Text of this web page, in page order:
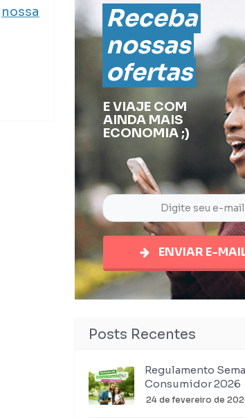
nossa
Receba
nossas
ofertas
E VIAJE COM
AINDA MAIS
ECONOMIA ;)
ENVIAR E-
Posts Recentes
Regulamento
Consumidor 2026
24 de fevereiro de